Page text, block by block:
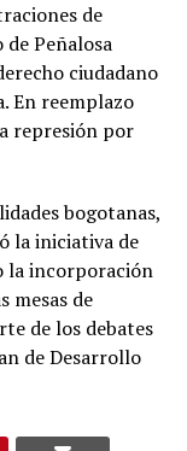
de
Peñalosa
ciudadano
En reemplazo
represión por
bogotanas,
la iniciativa de
la incorporación
mesas de
de los debates
de Desarrollo